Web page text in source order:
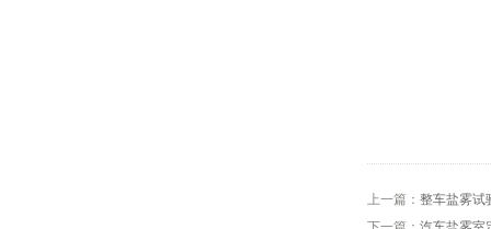
上一篇： 整车盐雾试